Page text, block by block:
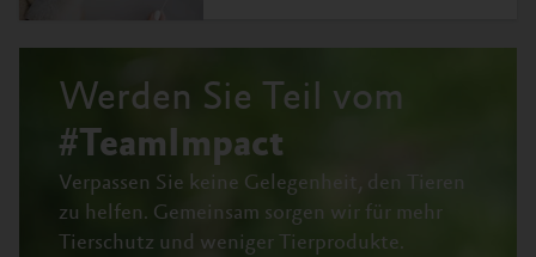
Werden Sie Teil vom
#TeamImpact
Verpassen Sie keine Gelegenheit, den Tieren
zu helfen. Gemeinsam sorgen wir für mehr
Tierschutz und weniger Tierprodukte.